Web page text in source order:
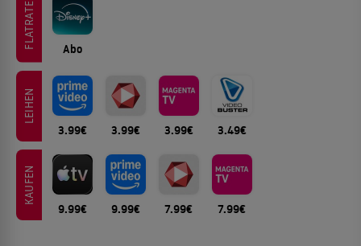
FLATRATE Abo
LEIHEN
3.99€ 3.99€ 3.99€ 3.49€
KAUFEN
9.99€ 9.99€ 7.99€ 7.99€